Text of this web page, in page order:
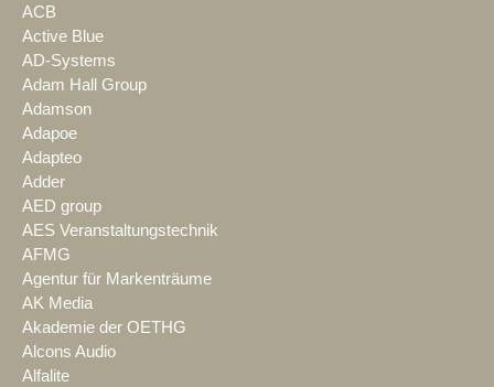
ACB
Active Blue
AD-Systems
Adam Hall Group
Adamson
Adapoe
Adapteo
Adder
AED group
AES Veranstaltungstechnik
AFMG
Agentur für Markenträume
AK Media
Akademie der OETHG
Alcons Audio
Alfalite